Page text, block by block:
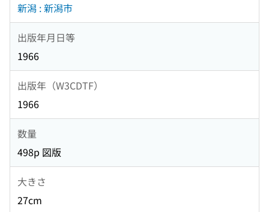
新潟 : 新潟市
出版年月日等
1966
出版年（W3CDTF）
1966
数量
498p 図版
大きさ
27cm